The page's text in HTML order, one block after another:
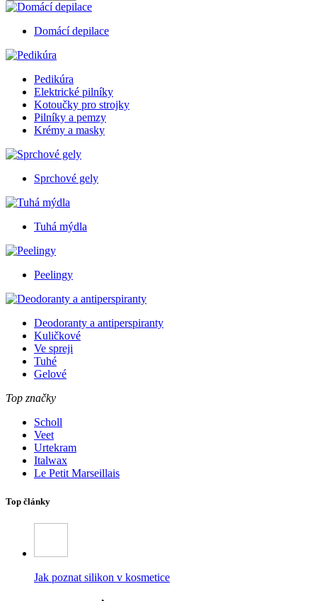
Domácí depilace
Pedikúra
Elektrické pilníky
Kotoučky pro strojky
Pilníky a pemzy
Krémy a masky
Sprchové gely
Tuhá mýdla
Peelingy
Deodoranty a antiperspiranty
Kuličkové
Ve spreji
Tuhé
Gelové
Top značky
Scholl
Veet
Urtekram
Italwax
Le Petit Marseillais
Top články
Jak poznat silikon v kosmetice